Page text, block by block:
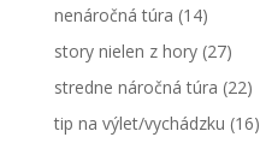
nenáročná túra (14)
story nielen z hory(27)
stredne náročná túra (22)
tip na výlet/vychádzku (16)